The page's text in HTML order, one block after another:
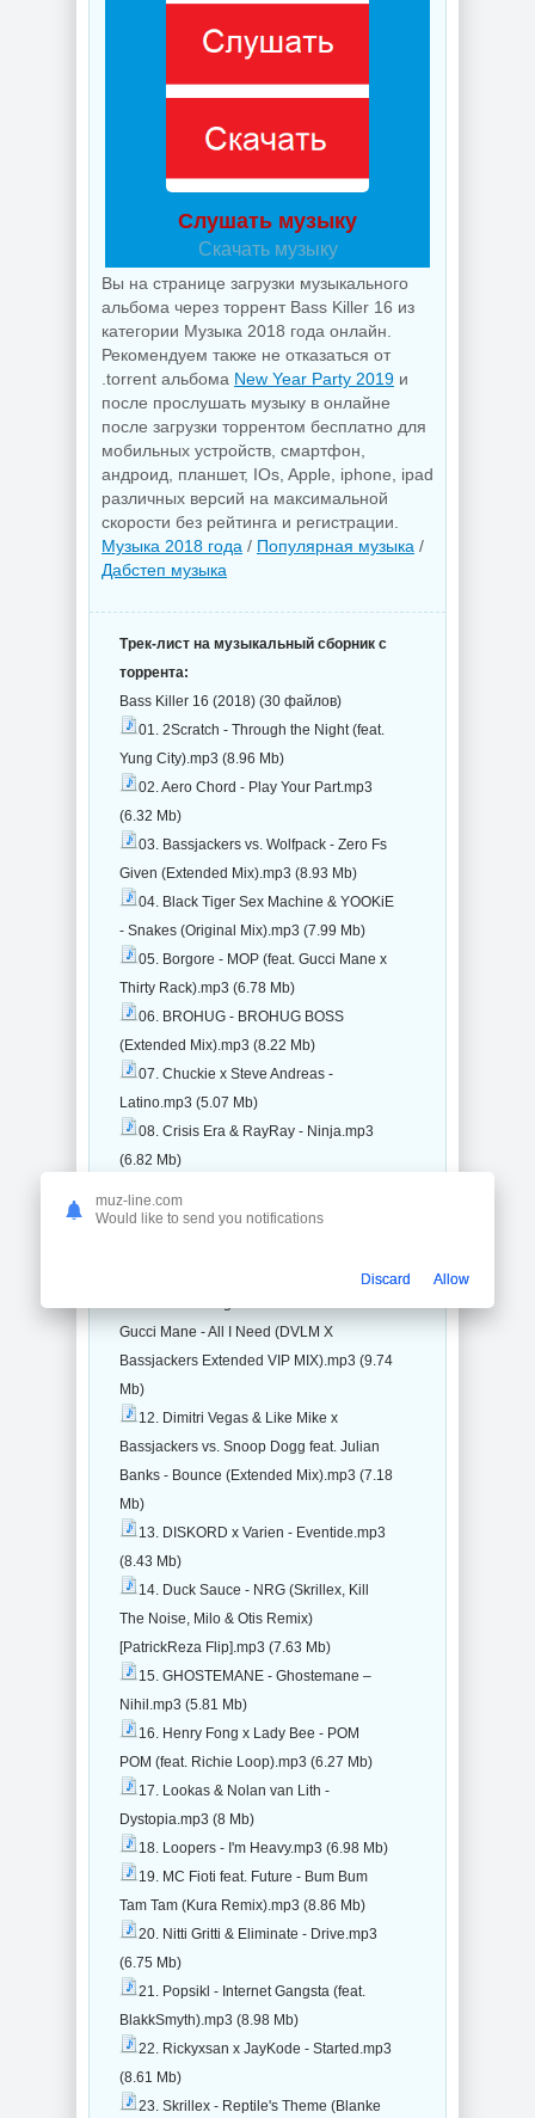
Слушать музыку
Скачать музыку
Вы на странице загрузки музыкального
альбома через торрент Bass Killer 16 из
категории Музыка 2018 года онлайн.
Рекомендуем также не отказаться от
.torrent альбома New Year Party 2019 и
после прослушать музыку в онлайне
после загрузки торрентом бесплатно для
мобильных устройств, смартфон,
андроид, планшет, IOs, Apple, iphone, ipad
различных версий на максимальной
скорости без рейтинга и регистрации.
Музыка 2018 года / Популярная музыка /
Дабстеп музыка
Трек-лист на музыкальный сборник с
торрента:
Bass Killer 16 (2018) (30 файлов)
01. 2Scratch - Through the Night (feat.
Yung City).mp3 (8.96 Mb)
02. Aero Chord - Play Your Part.mp3
(6.32 Mb)
03. Bassjackers vs. Wolfpack - Zero Fs
Given (Extended Mix).mp3 (8.93 Mb)
04. Black Tiger Sex Machine & YOOKiE
- Snakes (Original Mix).mp3 (7.99 Mb)
05. Borgore - MOP (feat. Gucci Mane x
Thirty Rack).mp3 (6.78 Mb)
06. BROHUG - BROHUG BOSS
(Extended Mix).mp3 (8.22 Mb)
07. Chuckie x Steve Andreas -
Latino.mp3 (5.07 Mb)
08. Crisis Era & RayRay - Ninja.mp3
(6.82 Mb)
Show You.mp3 (6.84 Mb)
Gucci Mane - All I Need (DVLM X
Bassjackers Extended VIP MIX).mp3 (9.74
Mb)
12. Dimitri Vegas & Like Mike x
Bassjackers vs. Snoop Dogg feat. Julian
Banks - Bounce (Extended Mix).mp3 (7.18
Mb)
13. DISKORD x Varien - Eventide.mp3
(8.43 Mb)
14. Duck Sauce - NRG (Skrillex, Kill
The Noise, Milo & Otis Remix)
[PatrickReza Flip].mp3 (7.63 Mb)
15. GHOSTEMANE - Ghostemane –
Nihil.mp3 (5.81 Mb)
16. Henry Fong x Lady Bee - POM
POM (feat. Richie Loop).mp3 (6.27 Mb)
17. Lookas & Nolan van Lith -
Dystopia.mp3 (8 Mb)
18. Loopers - I'm Heavy.mp3 (6.98 Mb)
19. MC Fioti feat. Future - Bum Bum
Tam Tam (Kura Remix).mp3 (8.86 Mb)
20. Nitti Gritti & Eliminate - Drive.mp3
(6.75 Mb)
21. Popsikl - Internet Gangsta (feat.
BlakkSmyth).mp3 (8.98 Mb)
22. Rickyxsan x JayKode - Started.mp3
(8.61 Mb)
23. Skrillex - Reptile's Theme (Blanke
muz-line.com
Would like to send you notifications
Discard Allow